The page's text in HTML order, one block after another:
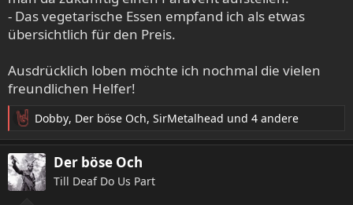
- Das vegetarische Essen empfand ich als etwas
übersichtlich für den Preis.
Ausdrücklich loben möchte ich nochmal die vielen
freundlichen Helfer!
R
e
a
k
t
Dobby, Der böse Och, SirMetalhead und 4 andere
Der böse Och
Till Deaf Do Us Part